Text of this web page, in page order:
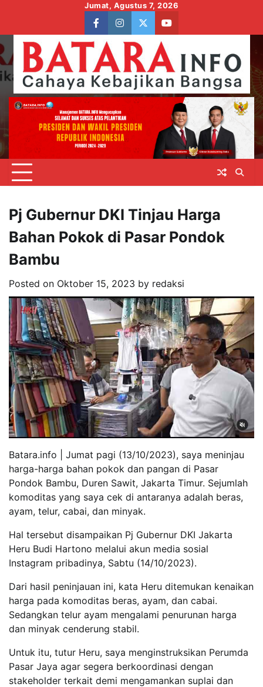
content
Jumat, Agustus 7, 2026
facebookinstagram
twitteryoutube
Pj Gubernur DKI Tinjau Harga
Bahan Pokok di Pasar Pondok
Bambu
Posted on Oktober 15, 2023 by redaksi
Batara.info | Jumat pagi (13/10/2023), saya meninjau
harga-harga bahan pokok dan pangan di Pasar
Pondok Bambu, Duren Sawit, Jakarta Timur. Sejumlah
komoditas yang saya cek di antaranya adalah beras,
ayam, telur, cabai, dan minyak.
Hal tersebut disampaikan Pj Gubernur DKI Jakarta
Heru Budi Hartono melalui akun media sosial
Instagram pribadinya, Sabtu (14/10/2023).
Dari hasil peninjauan ini, kata Heru ditemukan kenaikan
harga pada komoditas beras, ayam, dan cabai.
Sedangkan telur ayam mengalami penurunan harga
dan minyak cenderung stabil.
Untuk itu, tutur Heru, saya menginstruksikan Perumda
Pasar Jaya agar segera berkoordinasi dengan
stakeholder terkait demi mengamankan suplai dan